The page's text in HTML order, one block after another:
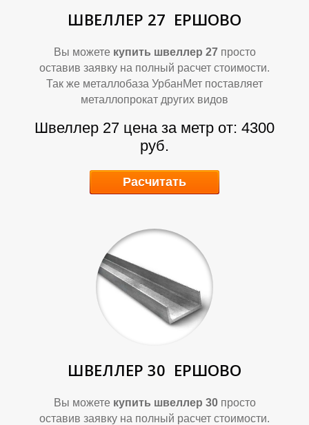
А
Д
ШВЕЛЛЕР 27 ЕРШОВО
Вы можете купить швеллер 27просто
оставив заявку на полный расчет стоимости.
Так же металлобаза УрбанМет поставляет
металлопрокат других видов
Швеллер 27 цена за метр от: 4300
руб.
Расчитать
ШВЕЛЛЕР 30 ЕРШОВО
Вы можете купить швеллер 30просто
оставив заявку на полный расчет стоимости.
А
Д